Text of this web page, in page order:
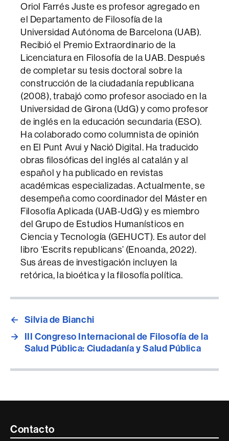
Oriol Farrés Juste es profesor agregado en
el Departamento de Filosofía de la
Universidad Autónoma de Barcelona (UAB).
Recibió el Premio Extraordinario de la
Licenciatura en Filosofía de la UAB. Después
de completar su tesis doctoral sobre la
construcción de la ciudadanía republicana
(2008), trabajó como profesor asociado en la
Universidad de Girona (UdG) y como profesor
de inglés en la educación secundaria (ESO).
Ha colaborado como columnista de opinión
en El Punt Avui y Nació Digital. Ha traducido
obras filosóficas del inglés al catalán y al
español y ha publicado en revistas
académicas especializadas. Actualmente, se
desempeña como coordinador del Máster en
Filosofía Aplicada (UAB-UdG) y es miembro
del Grupo de Estudios Humanísticos en
Ciencia y Tecnología (GEHUCT). Es autor del
libro ‘Escrits republicans’ (Enoanda, 2022).
Sus áreas de investigación incluyen la
retórica, la bioética y la filosofía política.
← Silvia de Bianchi
→ III Congreso Internacional de Filosofía de la
Salud Pública: Ciudadanía y Salud Pública
Contacte
Contacto